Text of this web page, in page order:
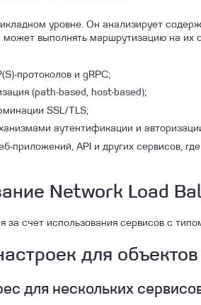
уровне. Он анализирует
может выполнять маршрутизацию на их
протоколов и gRPC;
(path-based, host-based);
SSL/TLS;
аутентификации и
приложений, API и других сервисов,
Network Load
за счет использования сервисов с
для
для нескольких